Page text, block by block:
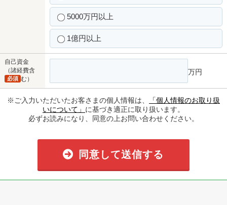
5000万円以上
1億円以上
自己資金
（諸経費含
む）
必須
万円
※ご入力いただいたお客さまの個人情報は、
「個人情報のお取り扱
いについて」 に基づき適正に取り扱います。
必ずお読みになり、同意の上お問い合わせください。
同意して送信する